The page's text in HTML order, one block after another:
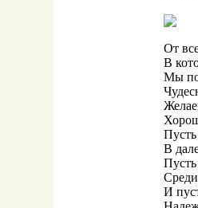
От
В
Мы
Пусть
В
И